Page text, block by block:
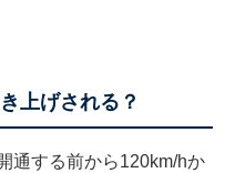
上げされる？
通する前から120km/hか